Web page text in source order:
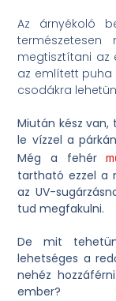
Az árnyékoló
megtisztítani az
az említett puha
csodákra
Miután kész van,
le vízzel a
Még a fehér
tartható ezzel a
az UV-
tud megfakulni.
De mit
lehetséges a
nehéz
ember?